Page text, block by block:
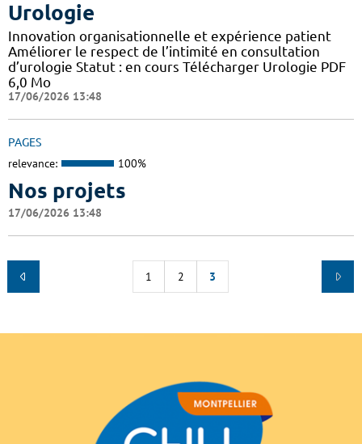
Urologie
Innovation organisationnelle et expérience patient
Améliorer le respect de l’intimité en consultation
d’urologie Statut : en cours Télécharger Urologie PDF
6,0 Mo
17/06/2026 13:48
PAGES
relevance: 100%
Nos projets
17/06/2026 13:48
1 2 3